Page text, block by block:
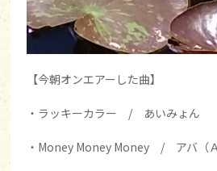
【今朝オンエアーした曲】
・ラッキーカラー / あいみょん
・Money Money Money / アバ（Ａ